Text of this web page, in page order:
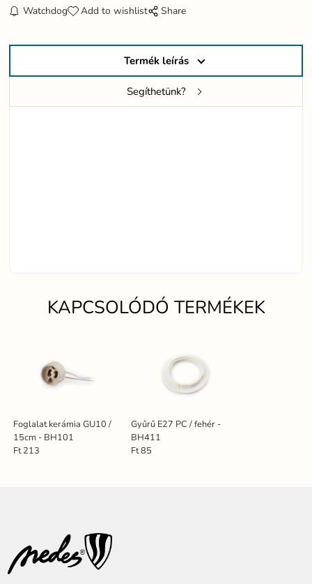
Watchdog Add to wishlist Share
Termék leírás
Segíthetünk?
KAPCSOLÓDÓ TERMÉKEK
Foglalat kerámia GU10 /
15cm - BH101
Ft 213
Gyűrű E27 PC / fehér -
BH411
Ft 85